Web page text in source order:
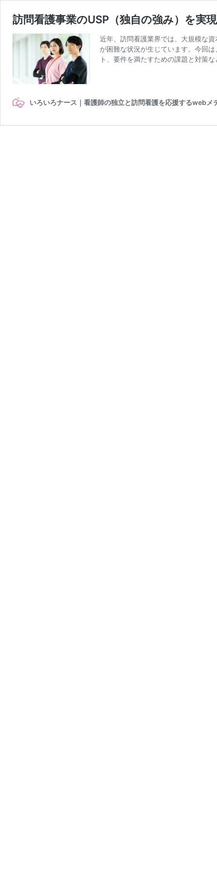
訪問看護事業のUSP（独自の強み）を実
近年、訪問看護業界では、大規模な
が困難な状況が生じています。今回
ト、要件を満たすための課題と対策
いろいろナース｜看護師の独立と訪問看護を応援するwebメ